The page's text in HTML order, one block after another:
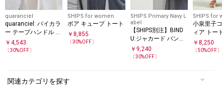
quaranciel
quaranciel: バイカラ
ー テープハンドル ペ
ーパー トート バッグ
￥ 4,543
〔30%OFF〕
SHIPS for women
ボア キューブ トート
￥8,855
〔30%OFF〕
SHIPS Primary Navy L
abel
【SHIPS別注】BIND
U:ジャカード バンダ
ナ 横型 トート バッ
グ
￥ 9,240
〔30%OFF〕
SHIPS for
小泉里子
ィア トー
￥8,250
〔50%OFF〕
関連カテゴリを探す